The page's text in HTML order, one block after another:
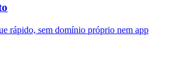
rápido, sem domínio próprio nem app